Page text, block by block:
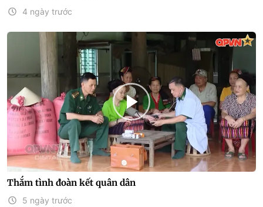
4 ngày trước
Thắm tình đoàn kết quân dân
5 ngày trước